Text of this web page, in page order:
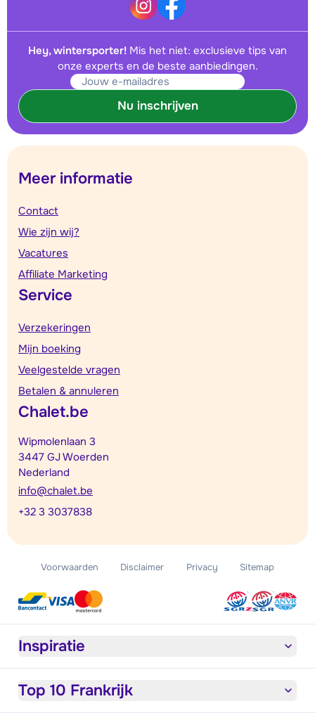
Hey, wintersporter! Mis het niet: exclusieve tips van
onze experts en de beste aanbiedingen.
Nu inschrijven
Meer informatie
Contact
Wie zijn wij?
Vacatures
Affiliate Marketing
Service
Verzekeringen
Mijn boeking
Veelgestelde vragen
Betalen & annuleren
Chalet.be
Wipmolenlaan 3
3447 GJ Woerden
Nederland
info@chalet.be
+32 3 3037838
Voorwaarden Disclaimer Privacy Sitemap
Inspiratie
Top 10 Frankrijk